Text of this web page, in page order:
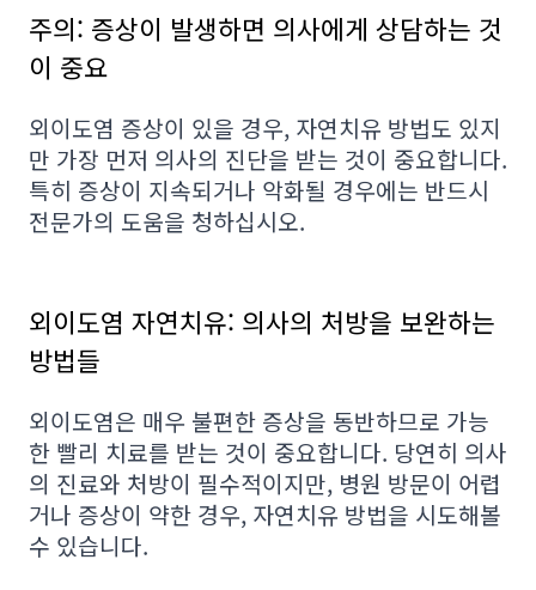
주의: 증상이 발생하면 의사에게 상담하는 것
이 중요
외이도염 증상이 있을 경우, 자연치유 방법도 있지
만 가장 먼저 의사의 진단을 받는 것이 중요합니다.
특히 증상이 지속되거나 악화될 경우에는 반드시
전문가의 도움을 청하십시오.
외이도염 자연치유: 의사의 처방을 보완하는
방법들
외이도염은 매우 불편한 증상을 동반하므로 가능
한 빨리 치료를 받는 것이 중요합니다. 당연히 의사
의 진료와 처방이 필수적이지만, 병원 방문이 어렵
거나 증상이 약한 경우, 자연치유 방법을 시도해볼
수 있습니다.